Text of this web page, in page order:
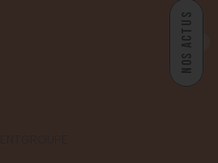
NOS ACTUS